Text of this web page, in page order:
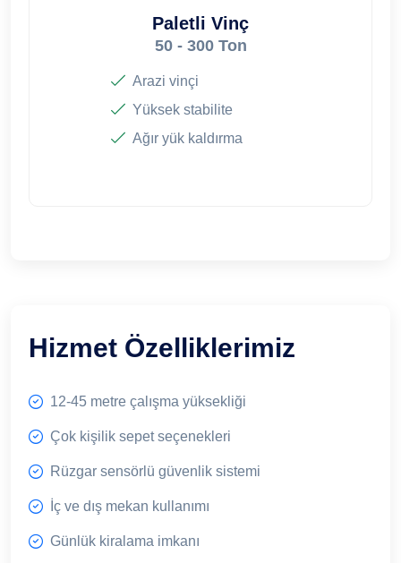
Paletli Vinç
50 - 300 Ton
Arazi vinçi
Yüksek stabilite
Ağır yük kaldırma
Hizmet Özelliklerimiz
12-45 metre çalışma yüksekliği
Çok kişilik sepet seçenekleri
Rüzgar sensörlü güvenlik sistemi
İç ve dış mekan kullanımı
Günlük kiralama imkanı